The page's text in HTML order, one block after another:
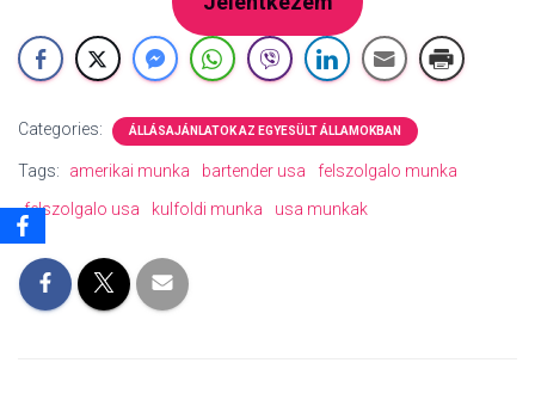
Categories: ÁLLÁSAJÁNLATOK AZ EGYESÜLT ÁLLAMOKBAN
Tags: amerikai munka bartender usa
felszolgalo munka
felszolgalo usa
kulfoldi munka usa munkak